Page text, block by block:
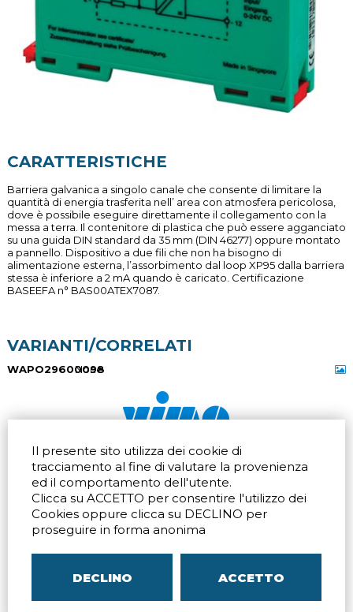
Il presente sito utilizza dei cookie di
tracciamento al fine di valutare la provenienza
ed il comportamento dell'utente.
Clicca su ACCETTO per consentire l'utilizzo dei
Cookies oppure clicca su DECLINO per
proseguire in forma anonima
DECLINO ACCETTO
CARATTERISTICHE
Barriera galvanica a singolo canale che consente di limitare la
quantità di energia trasferita nell’ area con atmosfera pericolosa,
dove è possibile eseguire direttamente il collegamento con la
messa a terra. Il contenitore di plastica che può essere agganciato
su una guida DIN standard da 35 mm (DIN 46277) oppure montato
a pannello. Dispositivo a due fili che non ha bisogno di
alimentazione esterna, l’assorbimento dal loop XP95 dalla barriera
stessa è inferiore a 2 mA quando è caricato. Certificazione
BASEEFA n° BAS00ATEX7087.
VARIANTI/CORRELATI
WAPO29600098
None
Via dell'artigianato 32Q
20865 Usmate Velate (MB)
Indicazioni Stradali
Tel. +39 039 672520
Fax +39 039 672568
Email
Via Pontina 583
Roma (RM) 00128
Tel.+39 06 80079273
Indicazioni Stradali
Via San Crispino 64
Padova (PD) 35129
P.IVA00804240968 05096770150– C.C.I.A.A. di